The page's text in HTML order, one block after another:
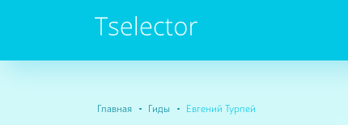
Главная Гиды Евгений Турлей